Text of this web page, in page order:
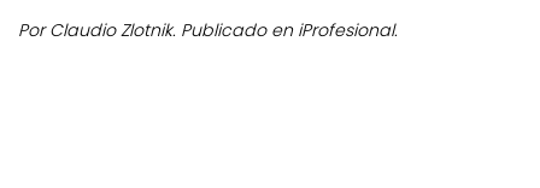
Por Claudio Zlotnik. Publicado en iProfesional.